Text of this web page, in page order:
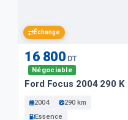
Échange
16 800 DT
Négociable
Ford Focus 2004 290 Km
2004
290 km
Essence